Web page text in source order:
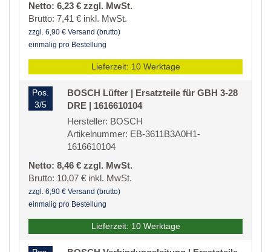
Netto: 6,23 € zzgl. MwSt.
Brutto: 7,41 € inkl. MwSt.
zzgl. 6,90 € Versand (brutto)
einmalig pro Bestellung
Lieferzeit: 10 Werktage
Pos.
3/5
BOSCH Lüfter | Ersatzteile für GBH 3-28
DRE | 1616610104
Hersteller: BOSCH
Artikelnummer: EB-3611B3A0H1-
1616610104
Netto: 8,46 € zzgl. MwSt.
Brutto: 10,07 € inkl. MwSt.
zzgl. 6,90 € Versand (brutto)
einmalig pro Bestellung
Lieferzeit: 10 Werktage